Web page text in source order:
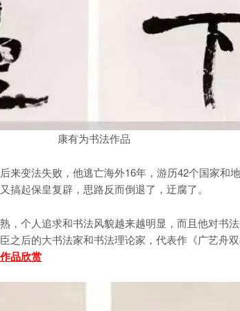
康有为书法作品
变法失败，他逃亡海外16年，游历42个国家和
搞起保皇复辟，思路反而倒退了，迂腐了。
个人追求和书法风貌越来越明显，而且他对书
之后的大书法家和书法理论家，代表作《广艺舟
品欣赏